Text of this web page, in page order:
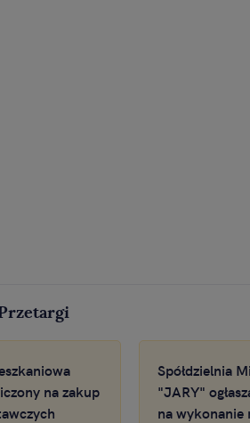
na zakup
Spółdzielnia
"JARY"
na wykonanie